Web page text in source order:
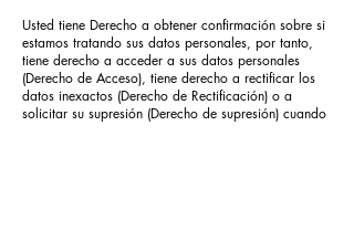
Usted tiene Derecho a obtener confirmación sobre si
estamos tratando sus datos personales, por tanto,
tiene derecho a acceder a sus datos personales
(Derecho de Acceso), tiene derecho a rectificar los
datos inexactos (Derecho de Rectificación) o a
solicitar su supresión (Derecho de supresión) cuando